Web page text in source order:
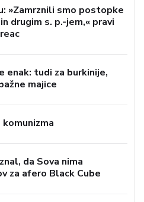
»Zamrznili smo postopke
drugim s. p.-jem,« pravi
enak: tudi za burkinije,
majice
da Sova nima
za afero Black Cube